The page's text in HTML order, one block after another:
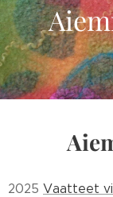
2025 Vaatteet